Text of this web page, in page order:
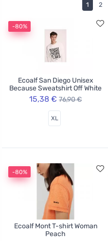
1 2
-80%
Ecoalf San Diego Unisex
Because Sweatshirt Off White
15,38 € 76,90 €
XL
-80%
Ecoalf Mont T-shirt Woman
Peach